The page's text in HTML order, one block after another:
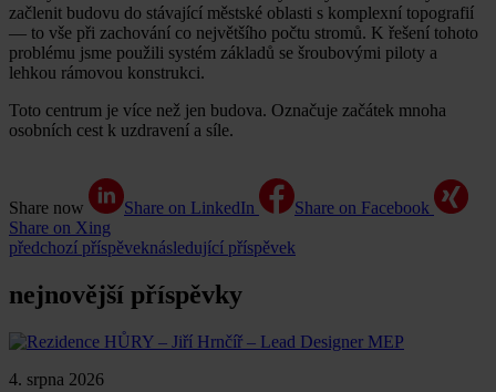
začlenit budovu do stávající městské oblasti s komplexní topografií
— to vše při zachování co největšího počtu stromů. K řešení tohoto
problému jsme použili systém základů se šroubovými piloty a
lehkou rámovou konstrukci.
Toto centrum je více než jen budova. Označuje začátek mnoha
osobních cest k uzdravení a síle.
Share now Share on LinkedIn
Share on Facebook
Share on Xing
předchozí příspěveknásledující příspěvek
nejnovější příspěvky
4. srpna 2026